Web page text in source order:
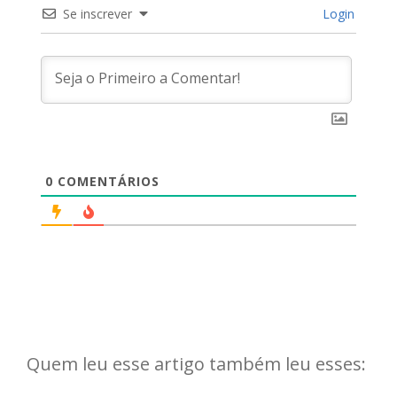
Se inscrever Login
0 COMENTÁRIOS
Quem leu esse artigo também leu esses: